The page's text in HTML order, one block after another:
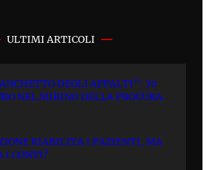
ULTIMI ARTICOLI
DEGLI APPALTI”: 70
NEL MIRINO DELLA PROCURA.
RIABILITA I PAZIENTI, MA
I CONTI?